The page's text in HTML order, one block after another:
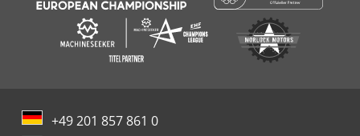
+49 201 857 861 0